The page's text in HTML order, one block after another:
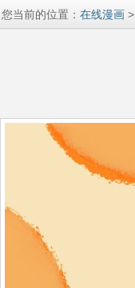
您当前的位置： 在线漫画 >